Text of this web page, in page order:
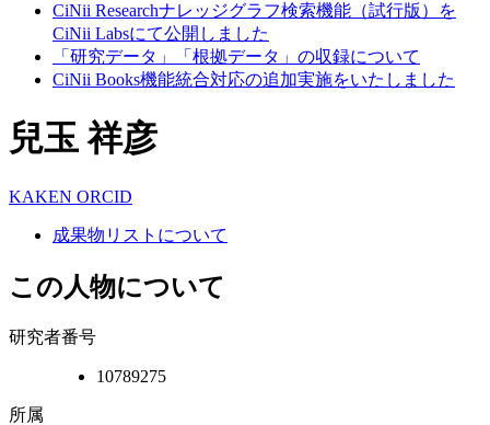
CiNii Researchナレッジグラフ検索機能（試行版）を
CiNii Labsにて公開しました
「研究データ」「根拠データ」の収録について
CiNii Books機能統合対応の追加実施をいたしました
兒玉 祥彦
KAKEN ORCID
成果物リストについて
この人物について
研究者番号
10789275
所属